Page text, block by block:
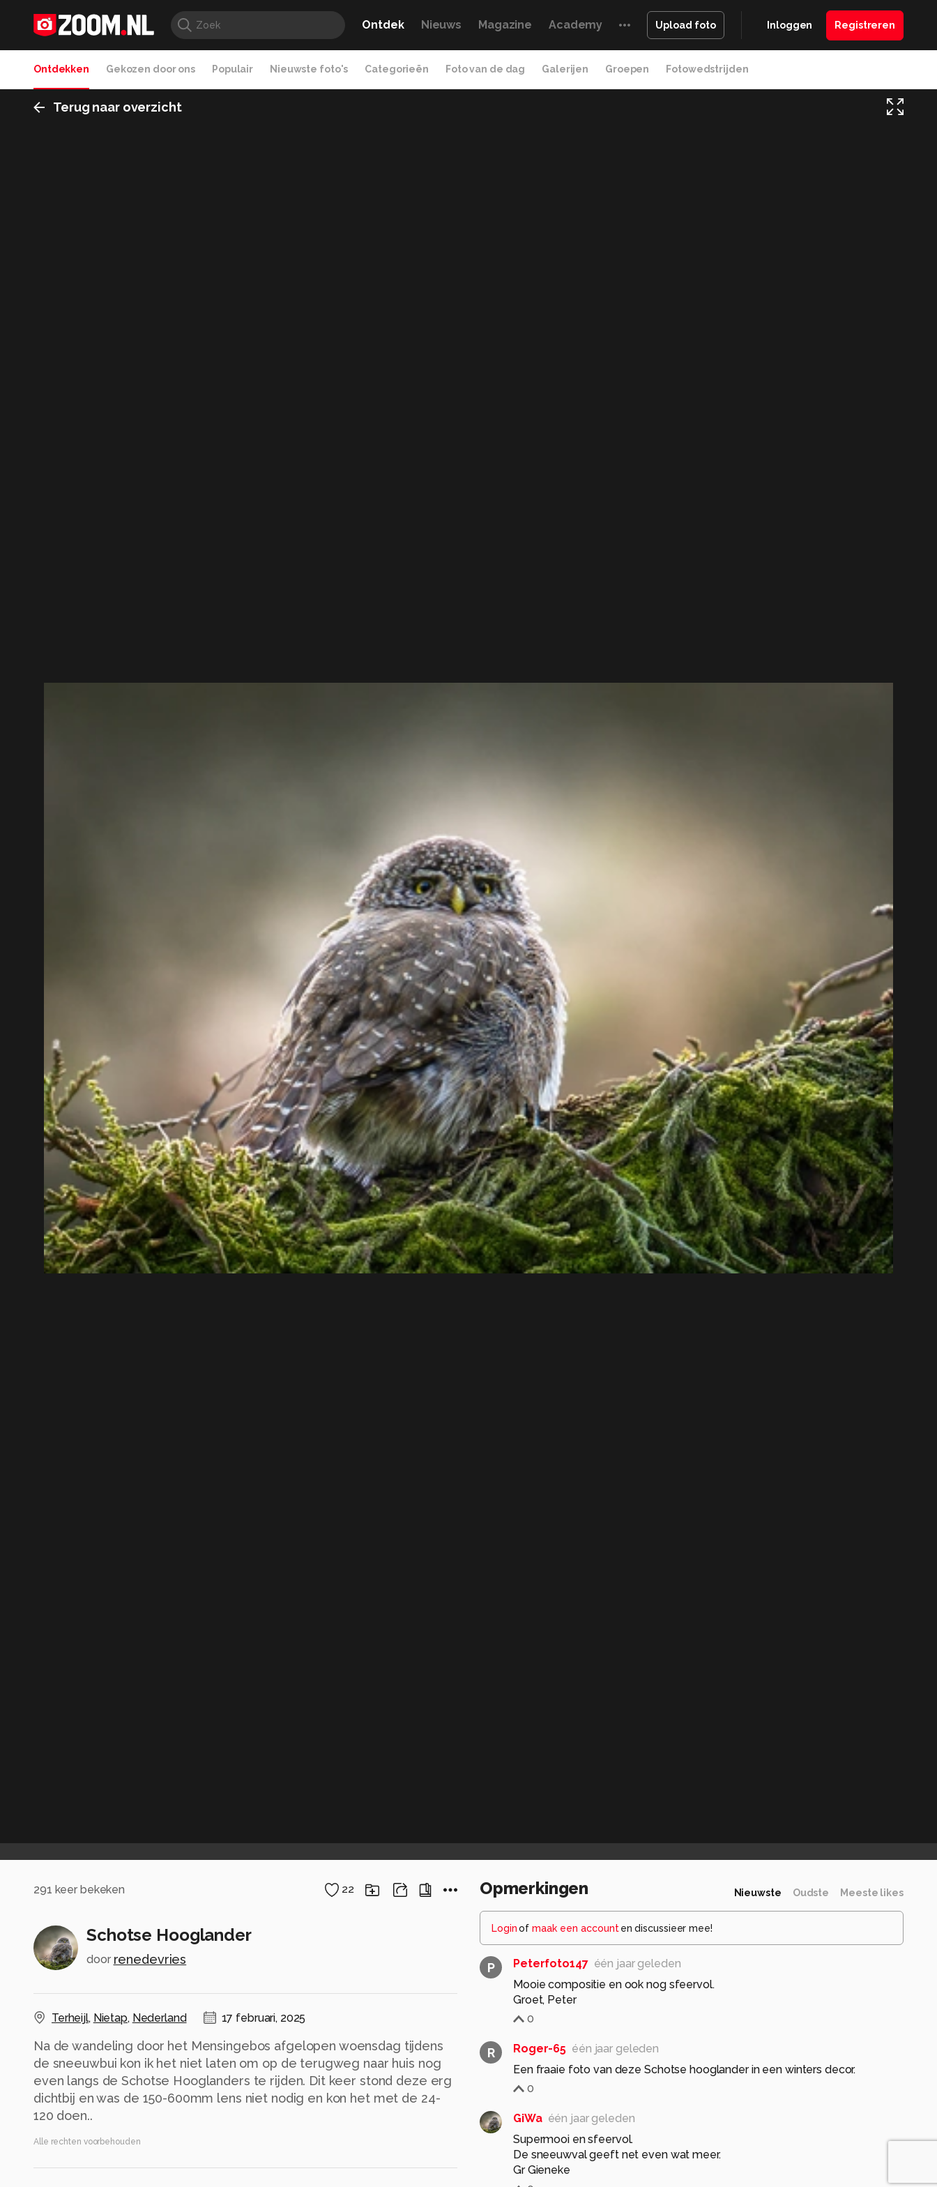
Ontdek Nieuws Magazine Academy Upload foto Inloggen Registreren
Ontdekken Gekozen door ons Populair Nieuwste foto's Categorieën Foto van de dag Galerijen Groepen Fotowedstrijden
Terug naar overzicht
291 keer bekeken 22
Schotse Hooglander
door renedevries
Terheijl, Nietap, Nederland 17 februari, 2025
Na de wandeling door het Mensingebos afgelopen woensdag tijdens
de sneeuwbui kon ik het niet laten om op de terugweg naar huis nog
even langs de Schotse Hooglanders te rijden. Dit keer stond deze erg
dichtbij en was de 150-600mm lens niet nodig en kon het met de 24-
120 doen..
Alle rechten voorbehouden
Opmerkingen Nieuwste Oudste Meeste likes
Loginof maak een account en discussieer mee!
P Peterfoto147 één jaar geleden
Mooie compositie en ook nog sfeervol.
Groet, Peter
0
R Roger-65 één jaar geleden
Een fraaie foto van deze Schotse hooglander in een winters decor.
0
GiWa één jaar geleden
Supermooi en sfeervol.
De sneeuwval geeft net even wat meer.
Gr Gieneke